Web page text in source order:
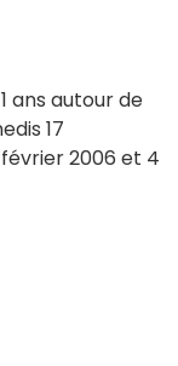
ans autour de
17
2006 et 4